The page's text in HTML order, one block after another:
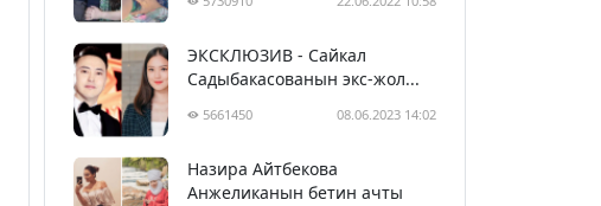
ЭКСКЛЮЗИВ - Сайкал
Садыбакасованын экс-жол...
5661450 08.06.2023 14:02
Назира Айтбекова
Анжеликанын бетин ачты